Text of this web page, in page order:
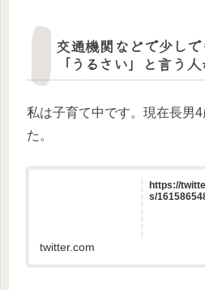
交通機関などで少し
「うるさい」と言う
私は子育て中です。現在長男
た。
https://
s/
twitter.com